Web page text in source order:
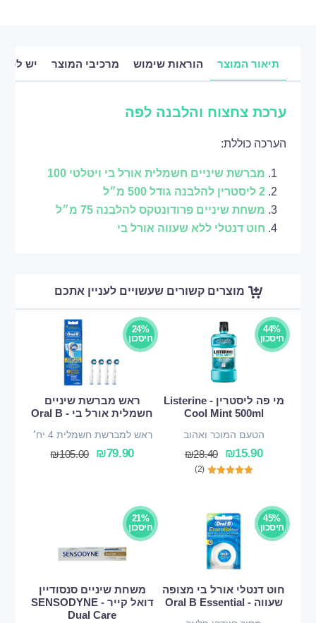
תיאור המוצר הוראות שימוש מרכיבי המוצר יש
ערכת צחצוח והלבנה לפה
הערכה כוללת:
מברשת שיניים חשמלית אורל בי ויטלטי 100
2 ליסטרין להלבנה גודל 500 מ״ל
משחת שיניים פרודונטקס להלבנה 75 מ״ל
חוט דנטלי ללא שעווה אורל בי
מוצרים קשורים שעשויים לעניין אתכם
44%
חיסכון
מי פה ליסטרין - Listerine
Cool Mint 500ml
הטעם המוכר ואהוב
₪15.90
₪28.40
(2)
24%
חיסכון
ראש מברשת שיניים
חשמלית אורל בי - Oral B
ראש למברשת חשמלית 4 יח׳
₪79.90
₪105.00
45%
חיסכון
חוט דנטלי אורל בי מצופה
שעווה - Oral B Essential
21%
חיסכון
משחת שיניים סנסודיין
דואל קייר - SENSODYNE
Dual Care